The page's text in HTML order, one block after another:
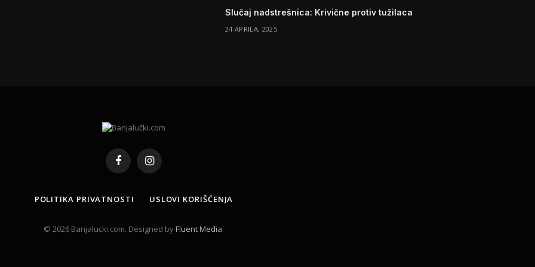
Slučaj nadstrešnica: Krivične protiv tužilaca
24 APRILA, 2025
FacebookInstagram
POLITIKA PRIVATNOSTI USLOVI KORIŠĆENJA
© 2026 Banjalucki.com. Designed byFluent Media.